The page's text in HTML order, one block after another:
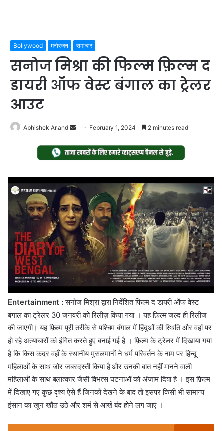
Bollywood मनोरंजन समाचार
सनोज मिश्रा की फिल्म फ़िल्म द
डायरी ऑफ वेस्ट बंगाल का ट्रेलर
आउट
Abhishek Anand
Send
email
February 1, 2024 2 minutes read
Entertainment :सनोज मिश्रा द्वारा निर्देशित फिल्म द डायरी ऑफ वेस्ट
बंगाल का ट्रेलर 30 जनवरी को रिलीज़ किया गया । यह फ़िल्म जल्द ही रिलीज
की जाएगी। यह फ़िल्म पूरी तरीके से पश्चिम बंगाल में हिंदुओं की स्थिति और वहां पर
हो रहे अत्याचारों को इंगित करते हुए बनाई गई है । फ़िल्म के ट्रेलर में दिखाया गया
है कि किस कदर वहाँ के स्थानीय मुसलमानों ने धर्म परिवर्तन के नाम पर हिन्दू
महिलाओं के साथ जोर जबरदस्ती किया है और उनकी बात नहीं मानने वाली
महिलाओं के साथ बलात्कार जैसी विभत्स घटनाओं को अंजाम दिया है । इस फ़िल्म
में दिखाए गए कुछ दृश्य ऐसे हैं जिनको देखने के बाद तो इसपर किसी भी सामान्य
इंसान का खून खौल उठे और शर्म से आंखें बंद होने लग जाएं ।